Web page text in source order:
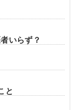
いらず？
と